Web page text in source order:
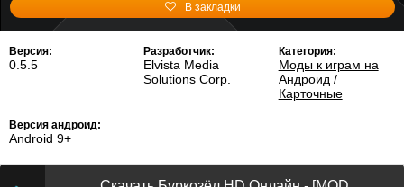
В закладки
Версия:
0.5.5
Разработчик:
Elvista Media
Solutions Corp.
Категория:
Моды к играм на
Андроид /
Карточные
Версия андроид:
Android 9+